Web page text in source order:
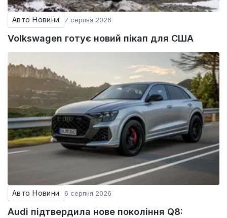
Авто Новини 7 серпня 2026
Volkswagen готує новий пікап для США
Авто Новини 6 серпня 2026
Audi підтвердила нове покоління Q8: